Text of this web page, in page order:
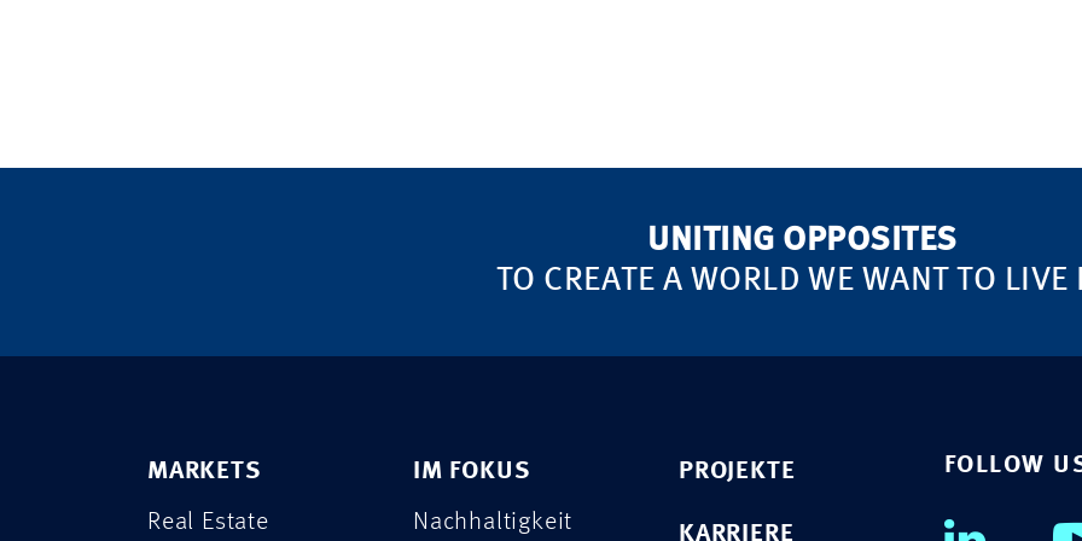
UNITING OPPOSITES
TO CREATE A WORLD WE WANT TO LIVE
MARKETS
Real Estate
IM FOKUS
Nachhaltigkeit
PROJEKTE
KARRIERE
FOLLOW